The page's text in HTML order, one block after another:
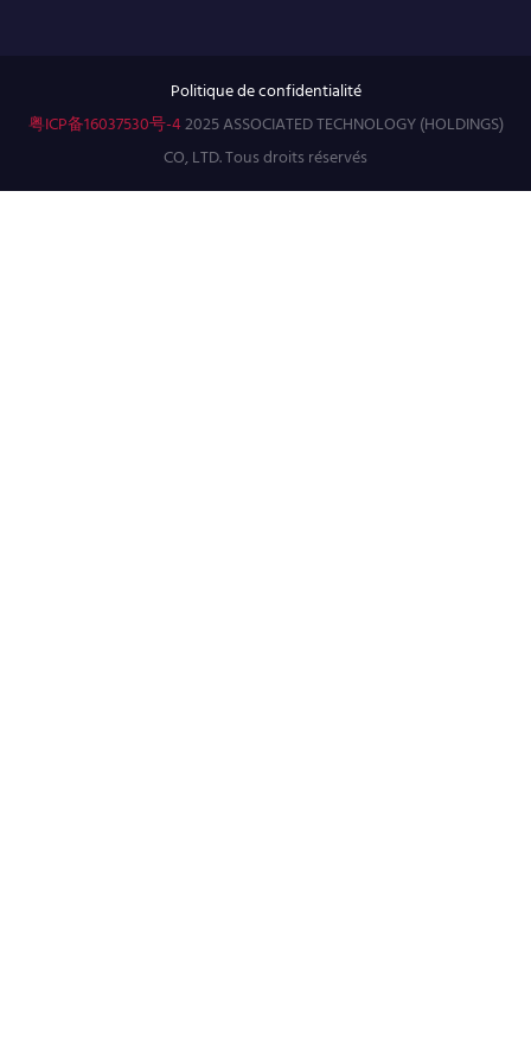
Politique de confidentialité
粤ICP备16037530号-42025 ASSOCIATED TECHNOLOGY (HOLDINGS)
CO, LTD. Tous droits réservés